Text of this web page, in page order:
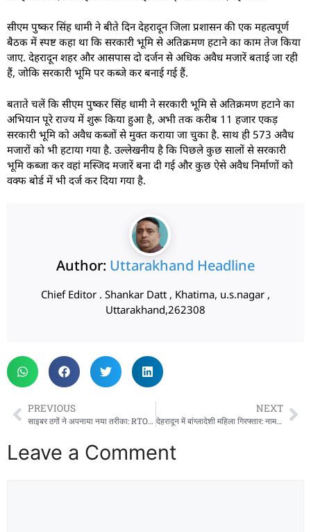
सीएम पुष्कर सिंह धामी ने बीते दिन देहरादून जिला प्रशासन की एक महत्वपूर्ण
बैठक में स्पष्ट कहा था कि सरकारी भूमि से अतिक्रमण हटाने का काम तेज किया
जाए. देहरादून शहर और आसपास दो दर्जन से अधिक अवैध मजारें बताई जा रही
हैं, जोकि सरकारी भूमि पर कब्जे कर बनाई गई हैं.
बताते चलें कि सीएम पुष्कर सिंह धामी ने सरकारी भूमि से अतिक्रमण हटाने का
अभियान पूरे राज्य में शुरू किया हुआ है, अभी तक करीब 11 हजार एकड़
सरकारी भूमि को अवैध कब्जों से मुक्त कराया जा चुका है. साथ ही 573 अवैध
मजारों को भी हटाया गया है. उल्लेखनीय है कि पिछले कुछ सालों से सरकारी
भूमि कब्जा कर वहां मस्जिद मजारें बना दी गई और कुछ ऐसे अवैध निर्माणों को
वक्फ बोर्ड में भी दर्ज कर दिया गया है.
Author: Uttarakhand Headline
Chief Editor . Shankar Datt , Khatima, u.s.nagar ,
Uttarakhand,262308
PREVIOUS
साइबर ठगों ने अपनाया नया तरीका: RTO चालान का फर्जी लिंक भेजकर खाते से निकाले 3.68 लाख रुपये, 2 एफडी भी तोड़ीं
NEXT
देहरादून में बांग्लादेशी महिला गिरफ्तार: नाम बदलकर फर्जी आधार-पैन और वोटर आईडी के सहारे दो साल से रह रही थी
Leave a Comment